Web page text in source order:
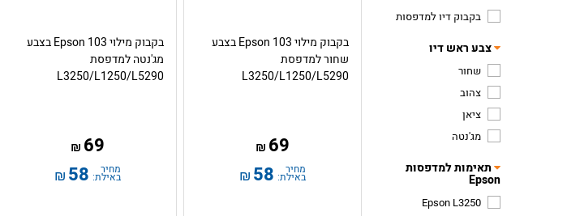
בקבוק דיו למדפסות
צבע ראש דיו
שחור
צהוב
ציאן
מג'נטה
תאימות למדפסות
Epson
Epson L3250
בקבוק מילוי Epson 103 בצבע
שחור למדפסת
L3250/L1250/L5290
69
₪
מחיר
באילת: 58
₪
בקבוק מילוי Epson 103 בצבע
מג'נטה למדפסת
L3250/L1250/L5290
69
₪
מחיר
באילת: 58
₪